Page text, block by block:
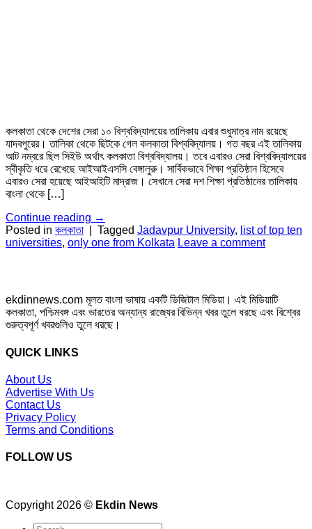
কলকাতা থেকে দেশের সেরা ১০ বিশ্ববিদ্যালয়ের তালিকায় এবার শুধুমাত্র নাম রয়েছে
যাদবপুরের। তালিকা থেকে ছিটকে গেল কলকাতা বিশ্ববিদ্যালয়। গত বছর এই তালিকায়
আট নম্বরে ছিল সিইউ অর্থাৎ কলকাতা বিশ্ববিদ্যালয়। তবে এবারও সেরা বিশ্ববিদ্যালয়ের
স্বীকৃতি ধরে রেখেছে আইআইএসসি বেঙ্গালুরু। সার্বিকভাবে শিক্ষা প্রতিষ্ঠান হিসেবে
এবারও সেরা হয়েছে আইআইটি মাদ্রাজ। সেখানে সেরা দশ শিক্ষা প্রতিষ্ঠানের তালিকায়
বাংলা থেকে […]
Continue reading →
Posted in কলকাতা Tagged Jadavpur University, list of top ten
universities, only one from Kolkata Leave a comment
ekdinnews.com মূলত বাংলা ভাষায় একটি ডিজিটাল মিডিয়া। এই মিডিয়াটি
কলকাতা, পশ্চিমবঙ্গ এবং ভারতের অন্যান্য রাজ্যের বিভিন্ন খবর তুলে ধরছে এবং বিশ্বের
গুরুত্বপূর্ণ খবরগুলিও তুলে ধরছে।
QUICK LINKS
About Us
Advertise With Us
Contact Us
Privacy Policy
Terms and Conditions
FOLLOW US
Copyright 2026 © Ekdin News